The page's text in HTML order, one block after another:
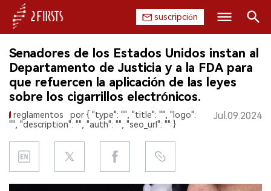
suscripción
INICIO
EMPRESA
PRODUCTO
REGULACIÓN
Buscar
Senadores de los Estados Unidos instan al
Departamento de Justicia y a la FDA para
que refuercen la aplicación de las leyes
sobre los cigarrillos electrónicos.
reglamentos
por { "type": "", "title": "", "logo":
"", "description": "", "auth": "", "seo_url": "" }
Jul.09.2024